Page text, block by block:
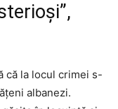
că la locul crimei s-
albanezi.